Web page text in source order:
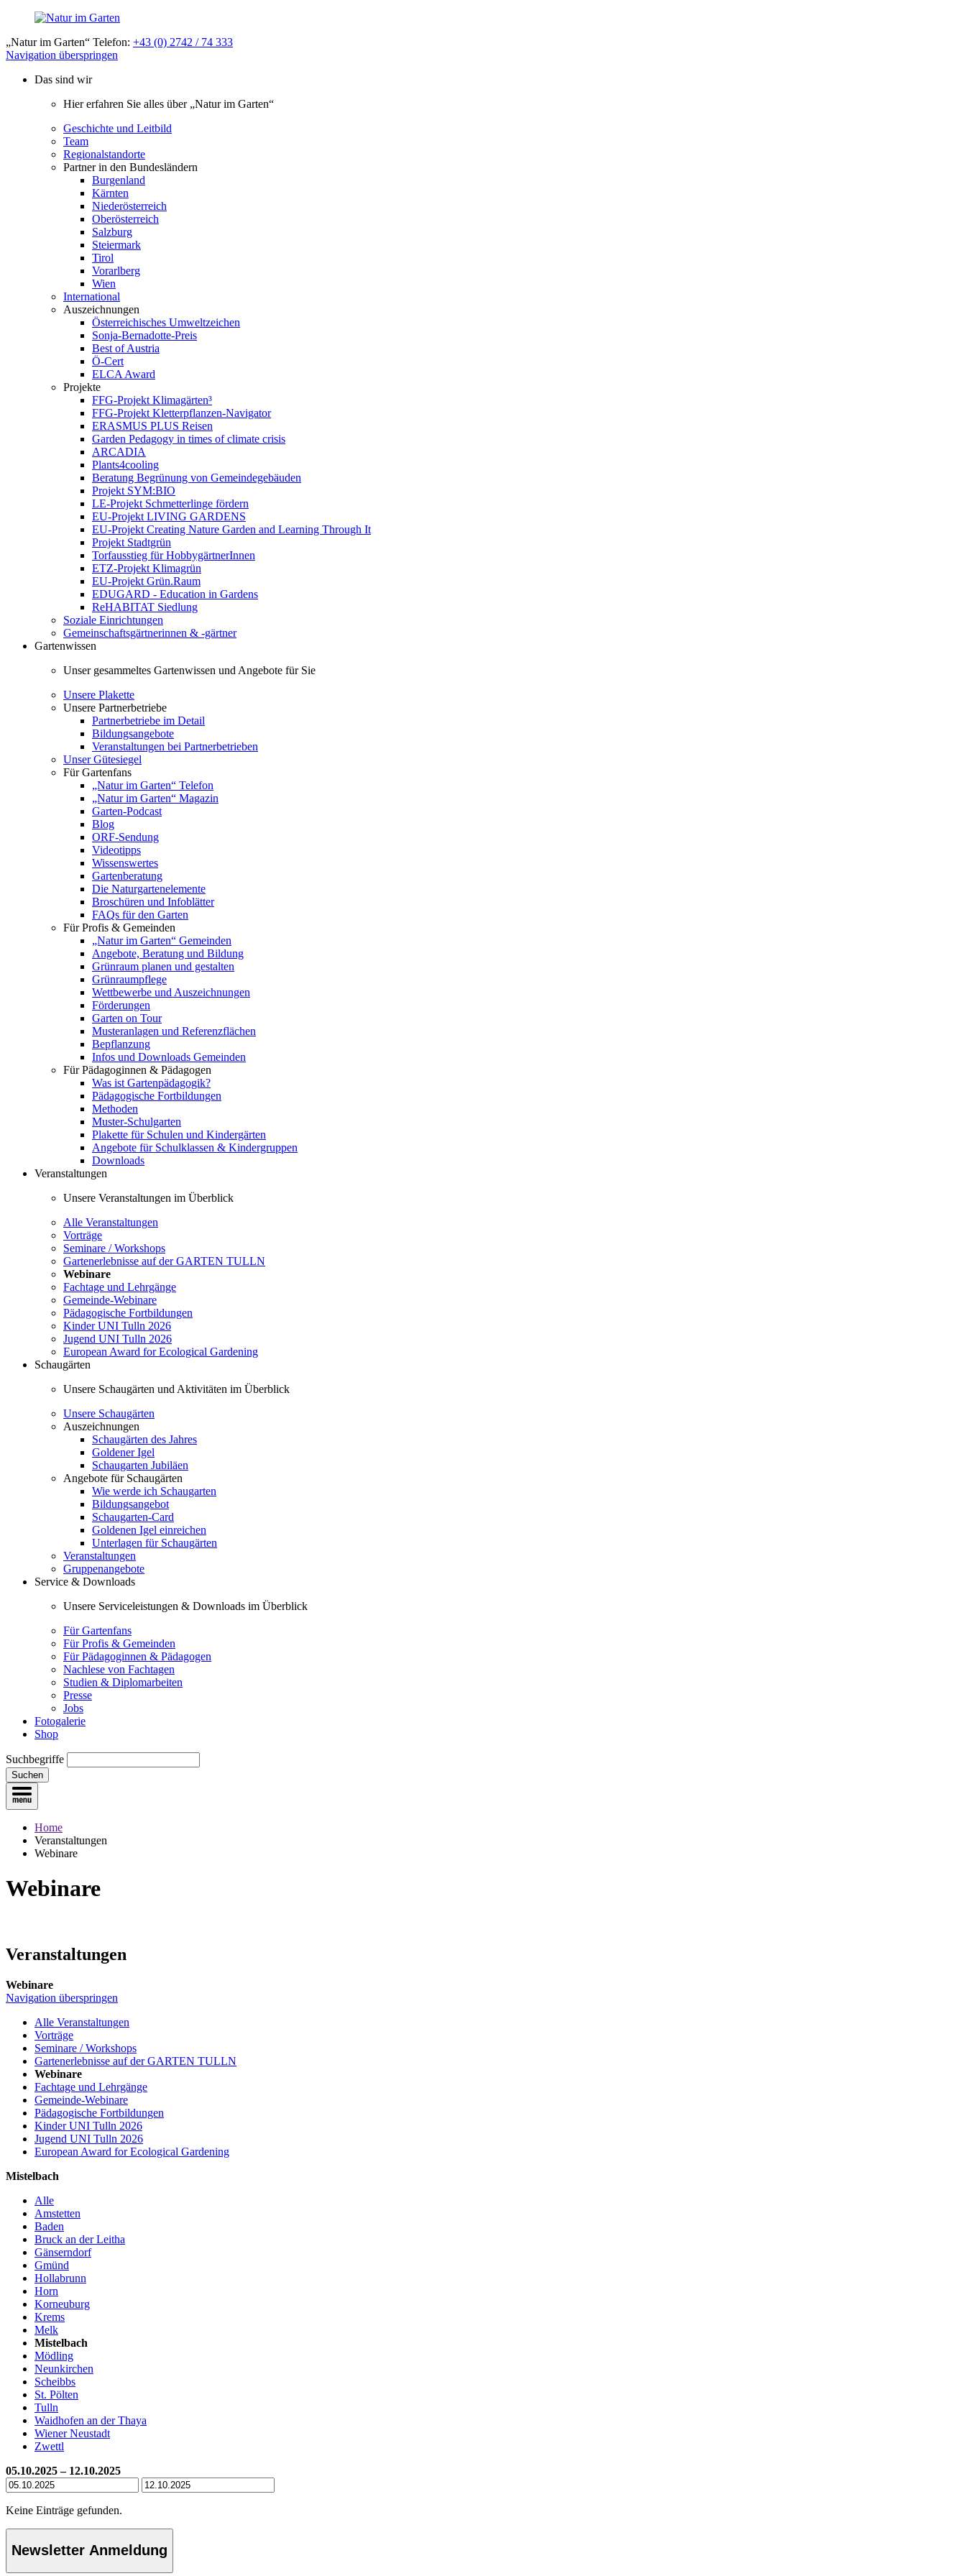
„Natur im Garten“ Telefon: +43 (0) 2742 / 74 333
Navigation überspringen
Das sind wir
Hier erfahren Sie alles über „Natur im Garten“
Geschichte und Leitbild
Team
Regionalstandorte
Partner in den Bundesländern
Burgenland
Kärnten
Niederösterreich
Oberösterreich
Salzburg
Steiermark
Tirol
Vorarlberg
Wien
International
Auszeichnungen
Österreichisches Umweltzeichen
Sonja-Bernadotte-Preis
Best of Austria
Ö-Cert
ELCA Award
Projekte
FFG-Projekt Klimagärten³
FFG-Projekt Kletterpflanzen-Navigator
ERASMUS PLUS Reisen
Garden Pedagogy in times of climate crisis
ARCADIA
Plants4cooling
Beratung Begrünung von Gemeindegebäuden
Projekt SYM:BIO
LE-Projekt Schmetterlinge fördern
EU-Projekt LIVING GARDENS
EU-Projekt Creating Nature Garden and Learning Through It
Projekt Stadtgrün
Torfausstieg für HobbygärtnerInnen
ETZ-Projekt Klimagrün
EU-Projekt Grün.Raum
EDUGARD - Education in Gardens
ReHABITAT Siedlung
Soziale Einrichtungen
Gemeinschaftsgärtnerinnen & -gärtner
Gartenwissen
Unser gesammeltes Gartenwissen und Angebote für Sie
Unsere Plakette
Unsere Partnerbetriebe
Partnerbetriebe im Detail
Bildungsangebote
Veranstaltungen bei Partnerbetrieben
Unser Gütesiegel
Für Gartenfans
„Natur im Garten“ Telefon
„Natur im Garten“ Magazin
Garten-Podcast
Blog
ORF-Sendung
Videotipps
Wissenswertes
Gartenberatung
Die Naturgartenelemente
Broschüren und Infoblätter
FAQs für den Garten
Für Profis & Gemeinden
„Natur im Garten“ Gemeinden
Angebote, Beratung und Bildung
Grünraum planen und gestalten
Grünraumpflege
Wettbewerbe und Auszeichnungen
Förderungen
Garten on Tour
Musteranlagen und Referenzflächen
Bepflanzung
Infos und Downloads Gemeinden
Für Pädagoginnen & Pädagogen
Was ist Gartenpädagogik?
Pädagogische Fortbildungen
Methoden
Muster-Schulgarten
Plakette für Schulen und Kindergärten
Angebote für Schulklassen & Kindergruppen
Downloads
Veranstaltungen
Unsere Veranstaltungen im Überblick
Alle Veranstaltungen
Vorträge
Seminare / Workshops
Gartenerlebnisse auf der GARTEN TULLN
Webinare
Fachtage und Lehrgänge
Gemeinde-Webinare
Pädagogische Fortbildungen
Kinder UNI Tulln 2026
Jugend UNI Tulln 2026
European Award for Ecological Gardening
Schaugärten
Unsere Schaugärten und Aktivitäten im Überblick
Unsere Schaugärten
Auszeichnungen
Schaugärten des Jahres
Goldener Igel
Schaugarten Jubiläen
Angebote für Schaugärten
Wie werde ich Schaugarten
Bildungsangebot
Schaugarten-Card
Goldenen Igel einreichen
Unterlagen für Schaugärten
Veranstaltungen
Gruppenangebote
Service & Downloads
Unsere Serviceleistungen & Downloads im Überblick
Für Gartenfans
Für Profis & Gemeinden
Für Pädagoginnen & Pädagogen
Nachlese von Fachtagen
Studien & Diplomarbeiten
Presse
Jobs
Fotogalerie
Shop
Suchbegriffe
Suchen
Home
Veranstaltungen
Webinare
Webinare
Veranstaltungen
Webinare
Navigation überspringen
Alle Veranstaltungen
Vorträge
Seminare / Workshops
Gartenerlebnisse auf der GARTEN TULLN
Webinare
Fachtage und Lehrgänge
Gemeinde-Webinare
Pädagogische Fortbildungen
Kinder UNI Tulln 2026
Jugend UNI Tulln 2026
European Award for Ecological Gardening
Mistelbach
Alle
Amstetten
Baden
Bruck an der Leitha
Gänserndorf
Gmünd
Hollabrunn
Horn
Korneuburg
Krems
Melk
Mistelbach
Mödling
Neunkirchen
Scheibbs
St. Pölten
Tulln
Waidhofen an der Thaya
Wiener Neustadt
Zwettl
05.10.2025 – 12.10.2025
Keine Einträge gefunden.
Newsletter Anmeldung